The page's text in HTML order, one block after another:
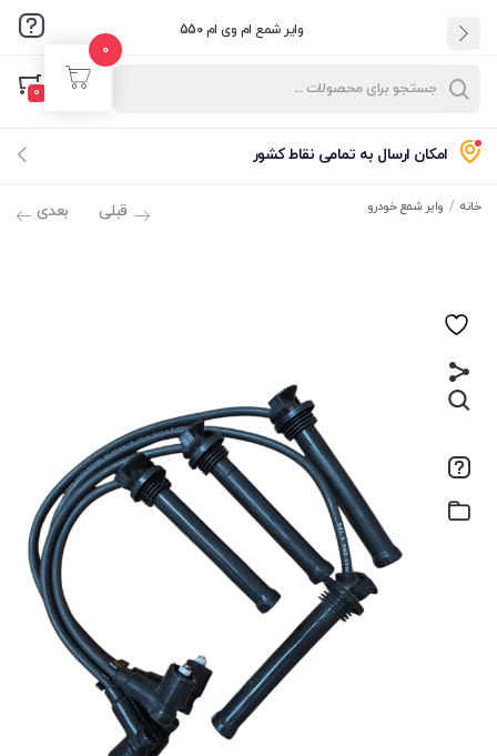
وایر شمع ام وی ام 550
0
امکان ارسال به تمامی نقاط کشور
نام کاربری و پسورد خود را برای ورود، وارد کنید.
مرا به خاطر بسپار
ورود با کد یکبارمصرف
خانه وایر شمع خودرو قبلی بعدی
0